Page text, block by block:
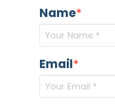
Name*
Email*